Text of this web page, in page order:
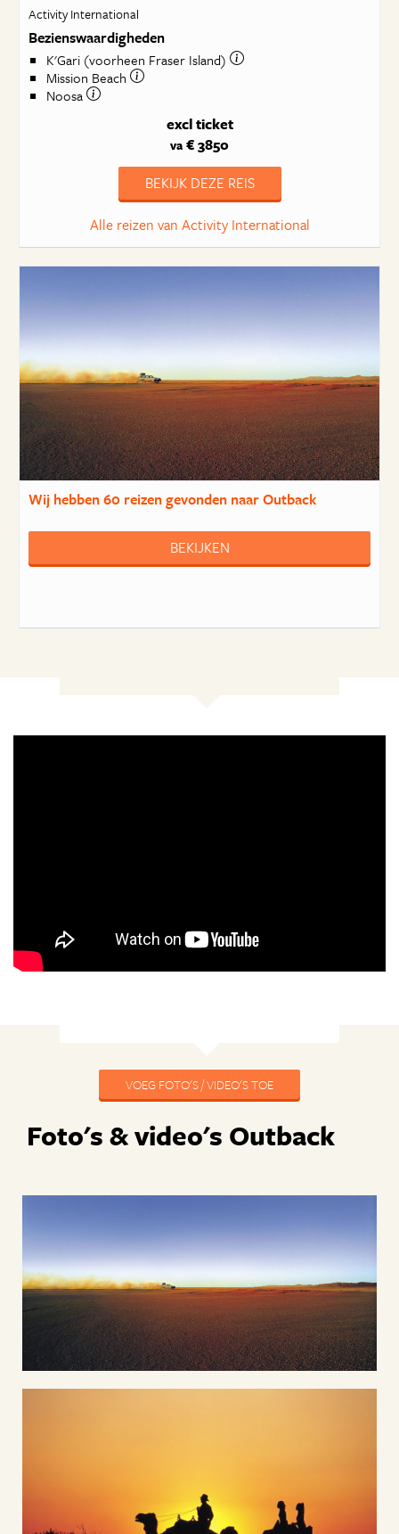
Activity International
Bezienswaardigheden
K'Gari (voorheen Fraser Island)
Mission Beach
Noosa
excl ticket
va € 3850
BEKIJK DEZE REIS
Alle reizen van Activity International
Wij hebben60 reizengevonden naar Outback
BEKIJKEN
VOEG FOTO'S / VIDEO'S TOE
Foto's & video's Outback